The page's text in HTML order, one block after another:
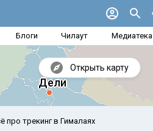
Блоги Чилаут Медиатека
Открыть карту
про трекинг в Гималаях